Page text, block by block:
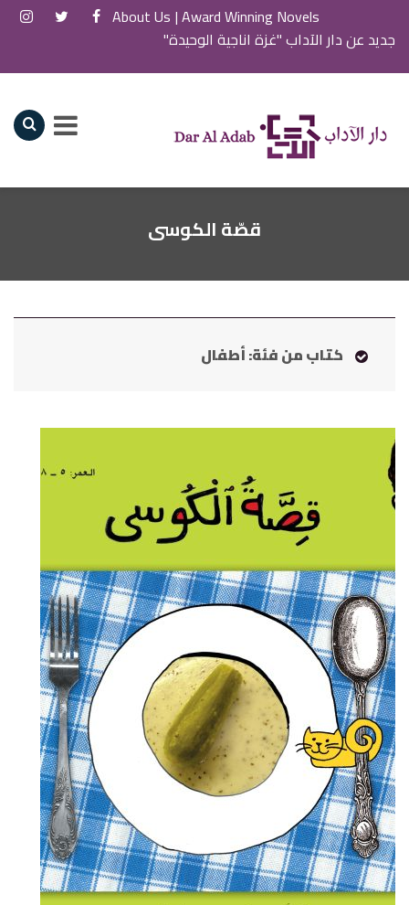
Award Winning Novels |
About Us
جديد عن دار الآداب "غزة اناجية الوحيدة"
قصّة الكوسى
كتاب من فئة: أطفال